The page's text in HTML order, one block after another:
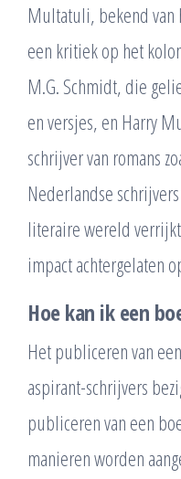
Multatuli, bekend van
een kritiek op het
M.G. Schmidt, die
en versjes, en Harry
schrijver van romans
Nederlandse
literaire wereld
impact achtergelaten
Hoe kan ik een
Het publiceren van
aspirant-schrijvers
publiceren van een
manieren worden